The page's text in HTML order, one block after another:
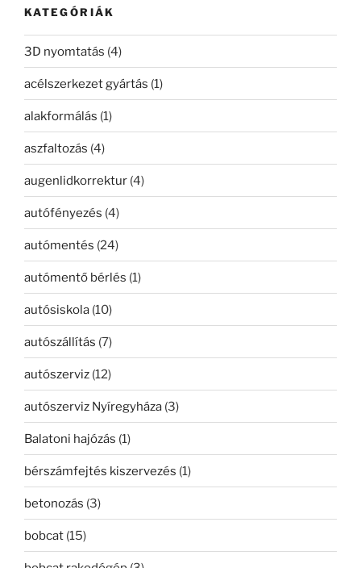
KATEGÓRIÁK
3D nyomtatás (4)
acélszerkezet gyártás (1)
alakformálás (1)
aszfaltozás (4)
augenlidkorrektur (4)
autófényezés (4)
autómentés (24)
autómentő bérlés (1)
autósiskola (10)
autószállítás (7)
autószerviz (12)
autószerviz Nyíregyháza (3)
Balatoni hajózás (1)
bérszámfejtés kiszervezés (1)
betonozás (3)
bobcat (15)